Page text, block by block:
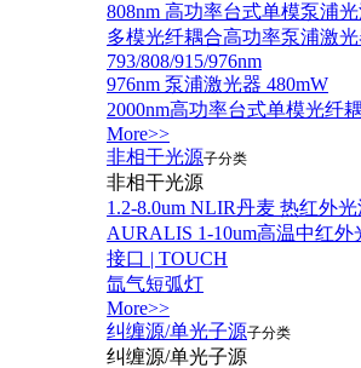
808nm 高功率台式单模泵浦
多模光纤耦合高功率泵浦激光
793/808/915/976nm
976nm 泵浦激光器 480mW
2000nm高功率台式单模光纤
More>>
非相干光源子分类
非相干光源
1.2-8.0um NLIR丹麦 热红外
AURALIS 1-10um高温中红外
接口 | TOUCH
氙气短弧灯
More>>
纠缠源/单光子源子分类
纠缠源/单光子源